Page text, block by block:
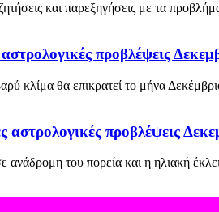
και παρεξηγήσεις με τα
προβλέψεις
κλίμα θα επικρατεί το μήνα
αστρολογικές προβλέψεις
του πορεία και η ηλιακή